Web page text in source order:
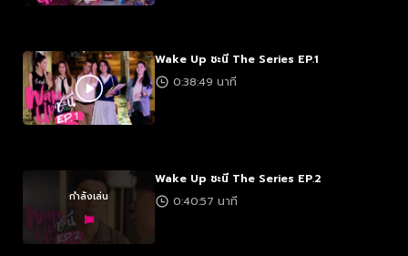
Wake Up ชะนี The Series EP.1
0:38:49 นาที
กำลังเล่น
Wake Up ชะนี The Series EP.2
0:40:57 นาที